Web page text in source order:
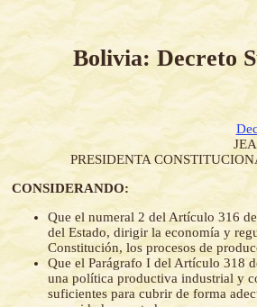
Bolivia: Decreto
PRESIDENTA
CONSIDERANDO:
Que el numeral 2 del Artículo 316
del Estado, dirigir la economía y
Constitución, los procesos de
Que el Parágrafo I del Artículo 318
una política productiva industrial y
suficientes para cubrir de forma